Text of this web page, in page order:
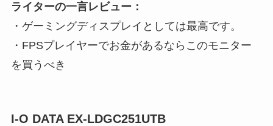
ライターの一言レビュー：
・ゲーミングディスプレイとしては最高です。
・FPSプレイヤーでお金があるならこのモニター
を買うべき
I-O DATA ‎EX-LDGC251UTB